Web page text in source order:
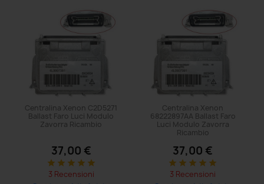
Centralina Xenon C2D5271
Ballast Faro Luci Modulo
Zavorra Ricambio
37,00 €
star star star star star
3 Recensioni
Centralina Xenon
68222897AA Ballast Faro
Luci Modulo Zavorra
Ricambio
37,00 €
star star star star star
3 Recensioni